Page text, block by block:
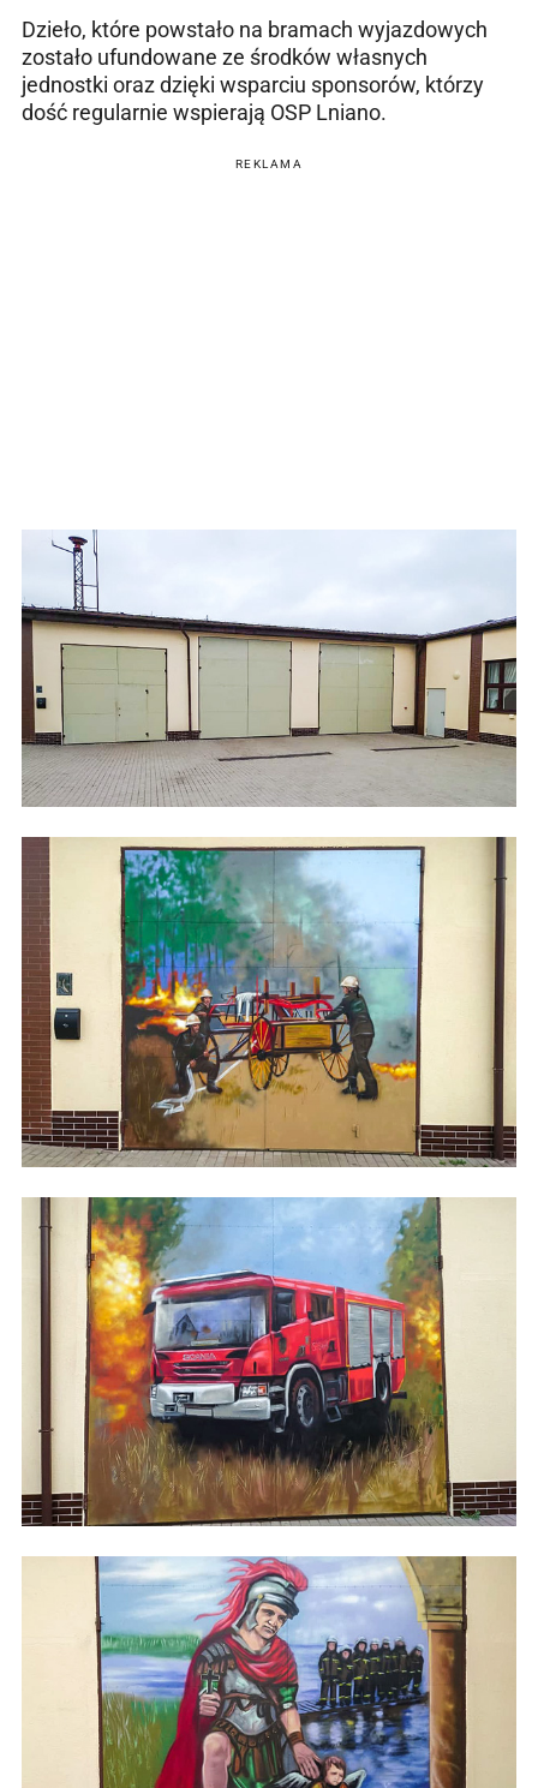
Dzieło, które powstało na bramach wyjazdowych
zostało ufundowane ze środków własnych
jednostki oraz dzięki wsparciu sponsorów, którzy
dość regularnie wspierają OSP Lniano.
REKLAMA